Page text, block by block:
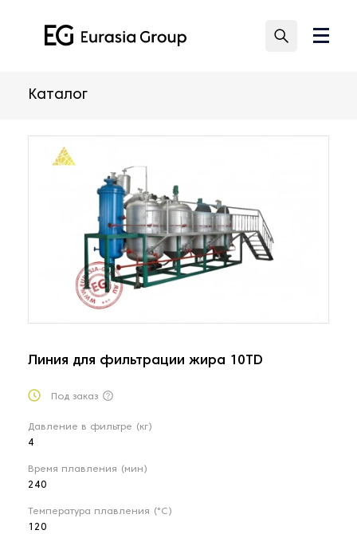
Каталог
Линия для фильтрации жира 10TD
Под заказ
Давление в фильтре (кг)
4
Время плавления (мин)
240
Температура плавления (°С)
120